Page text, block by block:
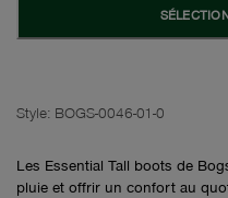
Style: BOGS-0046-01-0
Les Essential Tall boots de
pluie et offrir un confort au